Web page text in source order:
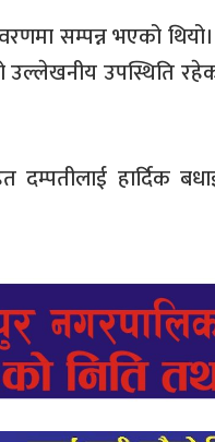
सम्पन्न भएको
उपस्थिति
हार्दिक